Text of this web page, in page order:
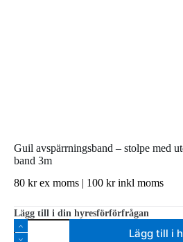
Guil avspärrningsband – stolpe med
band 3m
80 krex moms | 100 krinkl moms
Lägg till i din hyresförförfrågan
Guil
avspärrningsband
Lägg till i